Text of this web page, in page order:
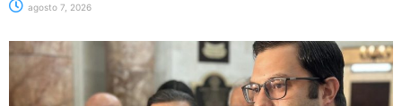
agosto 7, 2026